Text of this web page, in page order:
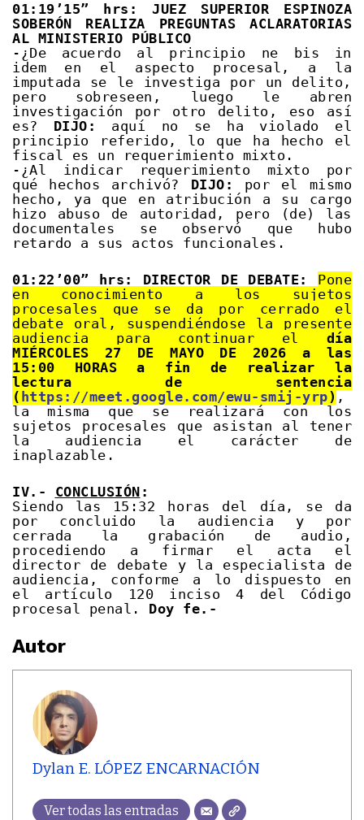
01:19’15” hrs: JUEZ SUPERIOR ESPINOZA
SOBERÓN REALIZA PREGUNTAS ACLARATORIAS
AL MINISTERIO PÚBLICO
-¿De acuerdo al principio ne bis in
idem en el aspecto procesal, a la
imputada se le investiga por un delito,
pero sobreseen, luego le abren
investigación por otro delito, eso así
es? DIJO:
aquí no se ha violado el
principio referido, lo que ha hecho el
fiscal es un requerimiento mixto.
-¿Al indicar requerimiento mixto por
qué hechos archivó? DIJO:
por el mismo
hecho, ya que en atribución a su cargo
hizo abuso de autoridad, pero (de) las
documentales se observó que hubo
retardo a sus actos funcionales.
01:22’00” hrs: DIRECTOR DE DEBATE:
Pone
en conocimiento a los sujetos
procesales que se da por cerrado el
debate oral, suspendiéndose la presente
audiencia para continuar el día
MIÉRCOLES 27 DE MAYO DE 2026 a las
15:00 HORAS a fin de realizar la
lectura de sentencia
( https://meet.google.com/ewu-smij-yrp) ,
la misma que se realizará con los
sujetos procesales que asistan al tener
la audiencia el carácter de
inaplazable.
IV.- CONCLUSIÓN :
Siendo las 15:32 horas del día, se da
por concluido la audiencia y por
cerrada la grabación de audio,
procediendo a firmar el acta el
director de debate y la especialista de
audiencia, conforme a lo dispuesto en
el artículo 120 inciso 4 del Código
procesal penal. Doy fe.-
Autor
Dylan E. LÓPEZ ENCARNACIÓN
Ver todas las entradas